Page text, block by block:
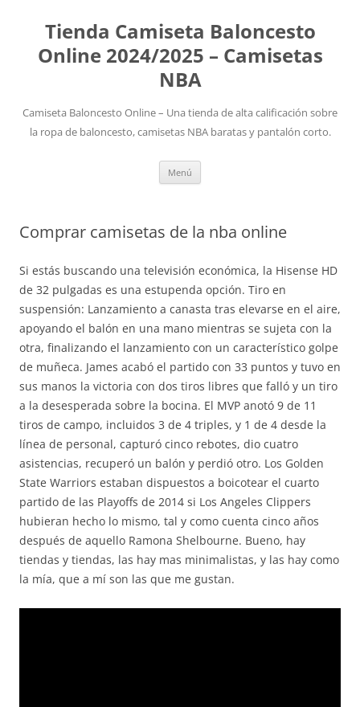
Tienda Camiseta Baloncesto
Online 2024/2025 – Camisetas
NBA
Camiseta Baloncesto Online – Una tienda de alta calificación sobre
la ropa de baloncesto, camisetas NBA baratas y pantalón corto.
Menú
Comprar camisetas de la nba online
Si estás buscando una televisión económica, la Hisense HD
de 32 pulgadas es una estupenda opción. Tiro en
suspensión: Lanzamiento a canasta tras elevarse en el aire,
apoyando el balón en una mano mientras se sujeta con la
otra, finalizando el lanzamiento con un característico golpe
de muñeca. James acabó el partido con 33 puntos y tuvo en
sus manos la victoria con dos tiros libres que falló y un tiro
a la desesperada sobre la bocina. El MVP anotó 9 de 11
tiros de campo, incluidos 3 de 4 triples, y 1 de 4 desde la
línea de personal, capturó cinco rebotes, dio cuatro
asistencias, recuperó un balón y perdió otro. Los Golden
State Warriors estaban dispuestos a boicotear el cuarto
partido de las Playoffs de 2014 si Los Angeles Clippers
hubieran hecho lo mismo, tal y como cuenta cinco años
después de aquello Ramona Shelbourne. Bueno, hay
tiendas y tiendas, las hay mas minimalistas, y las hay como
la mía, que a mí son las que me gustan.